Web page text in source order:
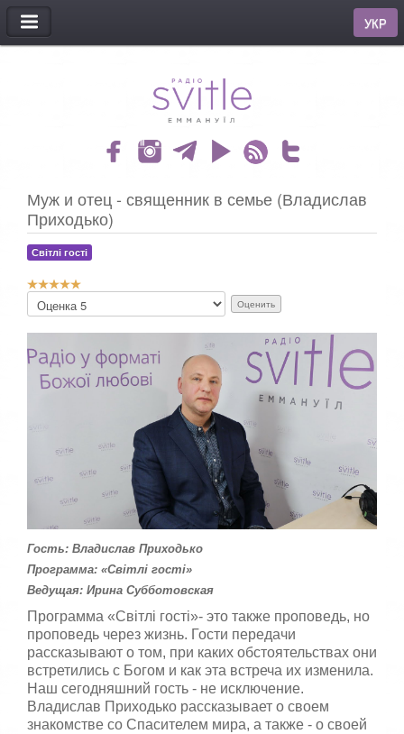
МЕНЮ
УКР
Муж и отец - священник в семье (Владислав
Приходько)
Світлі гості
Р
й
т
и
о
ж
а
л
т
н
и
е
Гость: Владислав Приходько
Программа: «Світлі гості»
Ведущая: Ирина Субботовская
Программа «Світлі гості»- это также проповедь, но
проповедь через жизнь. Гости передачи
рассказывают о том, при каких обстоятельствах они
встретились с Богом и как эта встреча их изменила.
Наш сегодняшний гость - не исключение.
Владислав Приходько рассказывает о своем
знакомстве со Спасителем мира, а также - о своей